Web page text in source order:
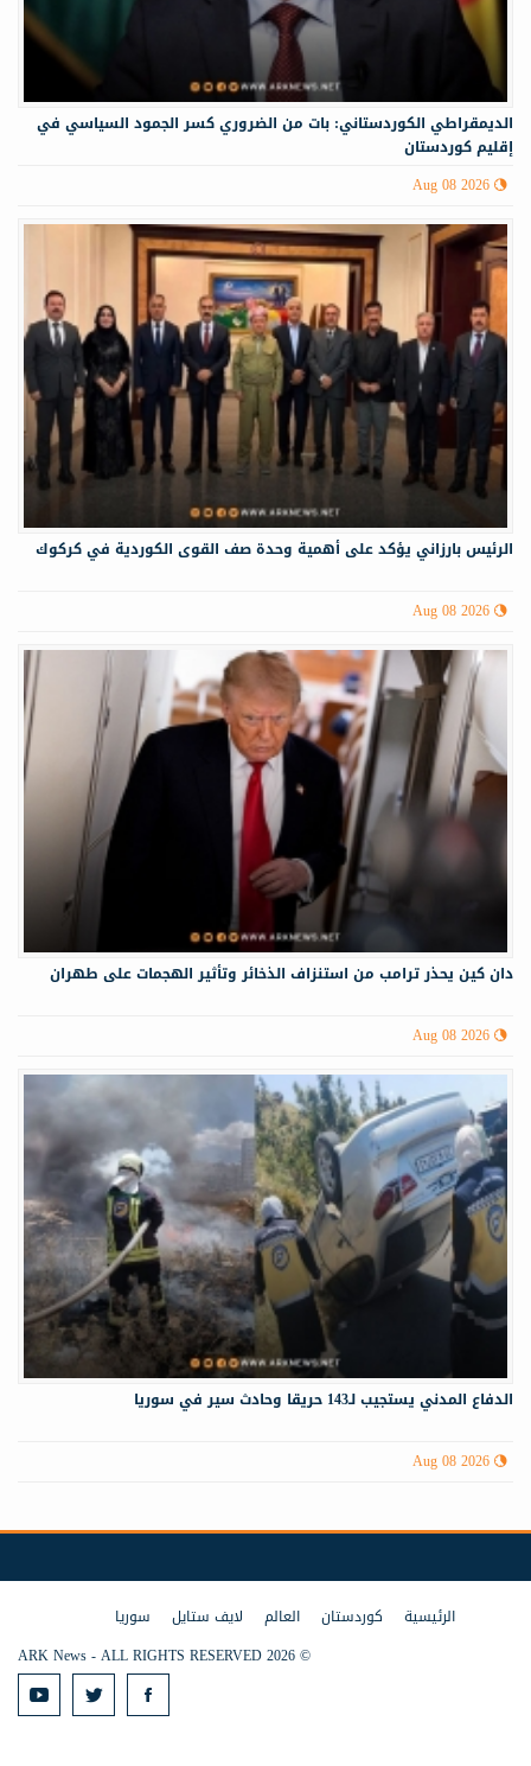
الديمقراطي الكوردستاني: بات من الضروري كسر الجمود السياسي في
إقليم كوردستان
Aug 08 2026
الرئيس بارزاني يؤكد على أهمية وحدة صف القوى الكوردية في كركوك
Aug 08 2026
دان كين يحذر ترامب من استنزاف الذخائر وتأثير الهجمات على طهران
Aug 08 2026
الدفاع المدني يستجيب لـ143 حريقا وحادث سير في سوريا
Aug 08 2026
الرئيسية كوردستان العالم لايف ستايل
سوريا
© 2026 ARK News - ALL RIGHTS RESERVED